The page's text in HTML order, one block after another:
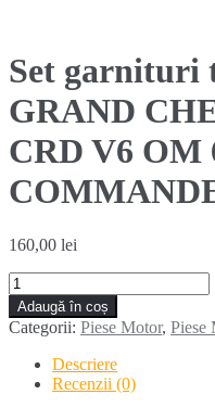
Set garnituri
GRAND
CRD V6 OM
160,00 lei
Cantitate
Set
garnituri
turbo
JEEP
GRAND
CHEROKEE
Adaugă în coș
Categorii: Piese Motor, Piese
Descriere
Recenzii (0)